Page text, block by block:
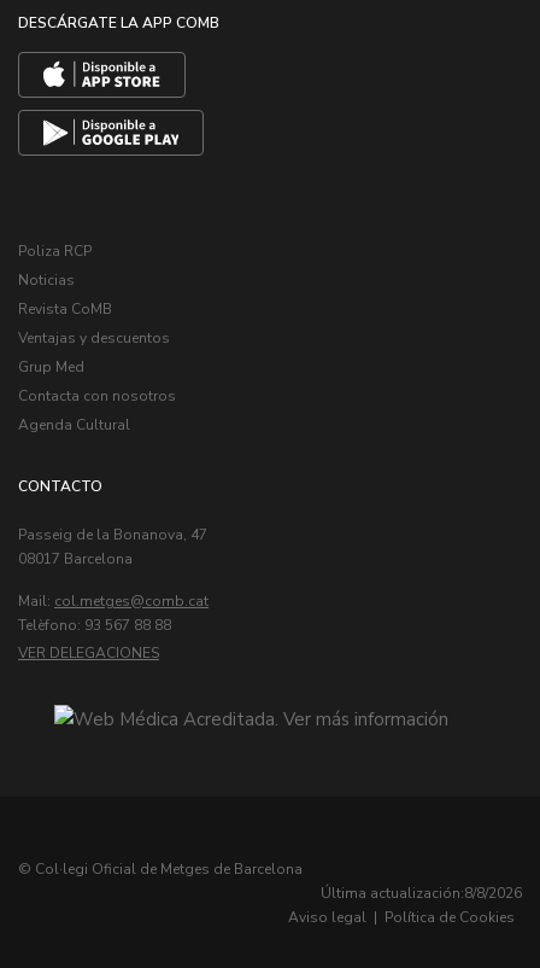
DESCÁRGATE LA APP COMB
Poliza RCP
Noticias
Revista CoMB
Ventajas y descuentos
Grup Med
Contacta con nosotros
Agenda Cultural
CONTACTO
Passeig de la Bonanova, 47
08017 Barcelona
Mail: col.metges
Telèfono: 93 567 88 88
VER DELEGACIONES
© Col·legi Oficial de Metges de Barcelona
Última actualización:8/8/2026
Aviso legal | Política de Cookies